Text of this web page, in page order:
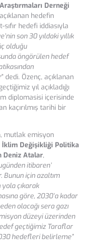
Derneği
hedefin
hedefi iddiasıyla
son 30 yıldaki yıllık
olduğu
öngörülen hedef
” dedi. Özenç, açıklanan
yıl açıkladığı
diplomasisi içerisinde
kaçırılmış tarihi bir
mutlak emisyon
İklim Değişikliği Politika
Deniz Atalar,
itibaren’
için azaltım
çıkarak
göre, 2030’a kadar
olacağı sera gazı
düzeyi üzerinden
geçtiğimiz Taraflar
hedefleri belirleme”